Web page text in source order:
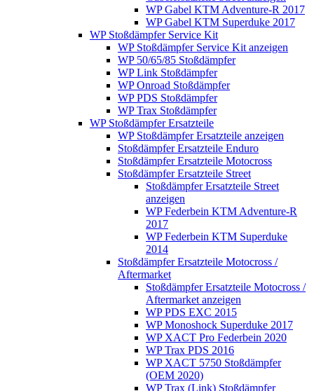
WP Gabel KTM Adventure-R 2017
WP Gabel KTM Superduke 2017
WP Stoßdämpfer Service Kit
WP Stoßdämpfer Service Kit anzeigen
WP 50/65/85 Stoßdämpfer
WP Link Stoßdämpfer
WP Onroad Stoßdämpfer
WP PDS Stoßdämpfer
WP Trax Stoßdämpfer
WP Stoßdämpfer Ersatzteile
WP Stoßdämpfer Ersatzteile anzeigen
Stoßdämpfer Ersatzteile Enduro
Stoßdämpfer Ersatzteile Motocross
Stoßdämpfer Ersatzteile Street
Stoßdämpfer Ersatzteile Street
anzeigen
WP Federbein KTM Adventure-R
2017
WP Federbein KTM Superduke
2014
Stoßdämpfer Ersatzteile Motocross /
Aftermarket
Stoßdämpfer Ersatzteile Motocross /
Aftermarket anzeigen
WP PDS EXC 2015
WP Monoshock Superduke 2017
WP XACT Pro Federbein 2020
WP Trax PDS 2016
WP XACT 5750 Stoßdämpfer
(OEM 2020)
WP Trax (Link) Stoßdämpfer